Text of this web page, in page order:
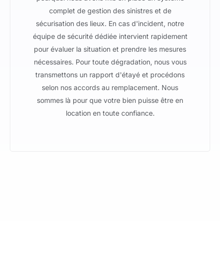
complet de gestion des sinistres et de
sécurisation des lieux. En cas d'incident, notre
équipe de sécurité dédiée intervient rapidement
pour évaluer la situation et prendre les mesures
nécessaires. Pour toute dégradation, nous vous
transmettons un rapport d'étayé et procédons
selon nos accords au remplacement. Nous
sommes là pour que votre bien puisse être en
location en toute confiance.